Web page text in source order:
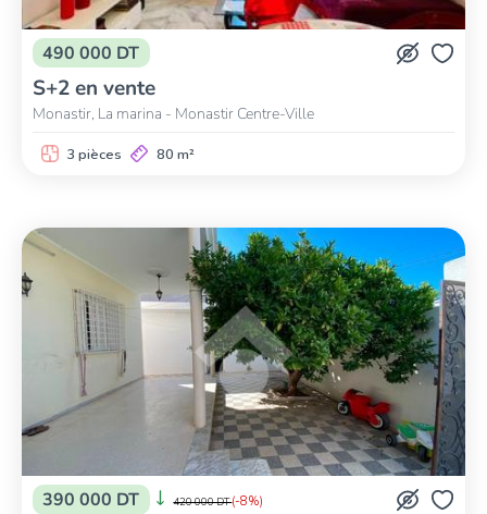
490 000 DT
S+2 en vente
Monastir, La marina - Monastir Centre-Ville
3 pièces 80 m²
390 000 DT 420 000 DT(-8%)